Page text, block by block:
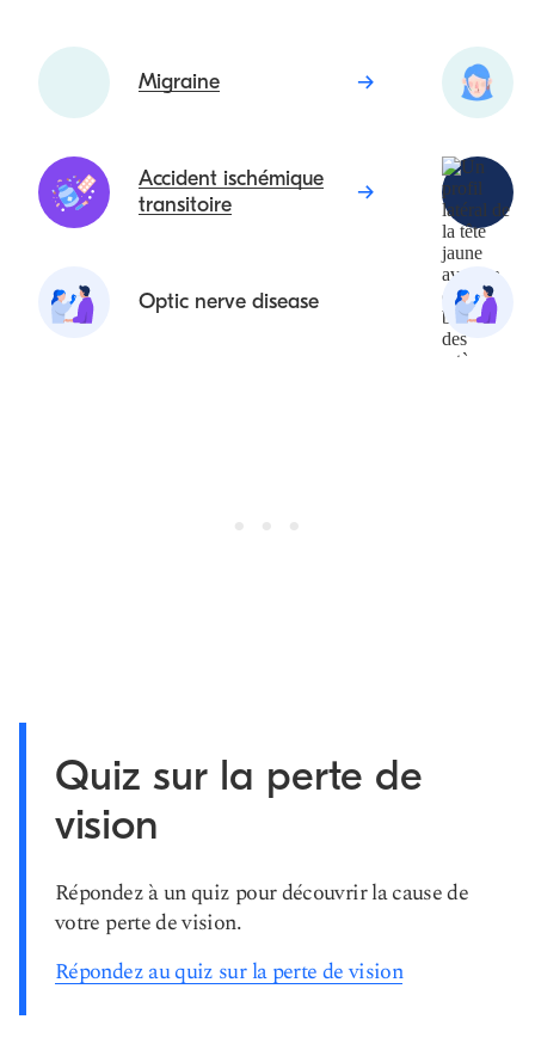
Migraine
Accident ischémique
transitoire
Optic nerve disease
Quiz sur la perte de
vision
Répondez à un quiz pour découvrir la cause de
votre perte de vision.
Répondez au quiz sur la perte de vision